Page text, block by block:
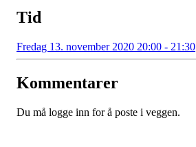
Tid
Fredag 13. november 2020 20:00 - 21:30
Kommentarer
Du må logge inn for å poste i veggen.